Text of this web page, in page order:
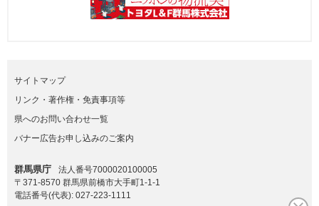
サイトマップ
リンク・著作権・免責事項等
県へのお問い合わせ一覧
バナー広告お申し込みのご案内
群馬県庁
法人番号7000020100005
〒371-8570 群馬県前橋市大手町1-1-1
電話番号(代表): 027-223-1111